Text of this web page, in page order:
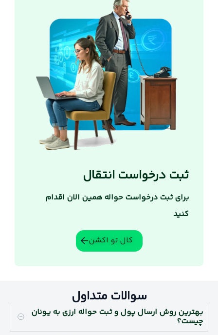
ثبت درخواست انتقال
برای ثبت درخواست حواله همین الان اقدام
کنید
کال تو اکشن
سوالات متداول
بهترین روش ارسال پول و ثبت حواله ارزی به یونان
چیست؟